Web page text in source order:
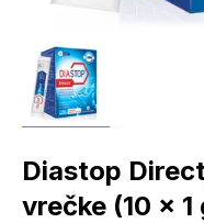
Diastop
vrečke (10 x 1